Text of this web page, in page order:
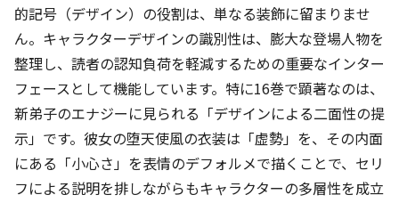
的記号（デザイン）の役割は、単なる装飾に留まりませ
ん。キャラクターデザインの識別性は、膨大な登場人物を
整理し、読者の認知負荷を軽減するための重要なインター
フェースとして機能しています。特に16巻で顕著なのは、
新弟子のエナジーに見られる「デザインによる二面性の提
示」です。彼女の堕天使風の衣装は「虚勢」を、その内面
にある「小心さ」を表情のデフォルメで描くことで、セリ
フによる説明を排しながらもキャラクターの多層性を成立